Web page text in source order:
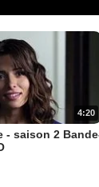
4:20
- saison 2